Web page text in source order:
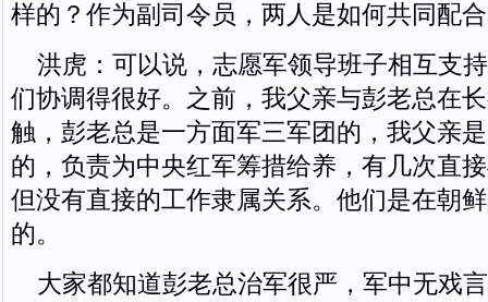
样的？作为副司令员，两人是如何共同配
洪虎：可以说，志愿军领导班子相互支
们协调得很好。之前，我父亲与彭老总在
触，彭老总是一方面军三军团的，我父亲
的，负责为中央红军筹措给养，有几次直
但没有直接的工作隶属关系。他们是在朝
的。
大家都知道彭老总治军很严，军中无戏